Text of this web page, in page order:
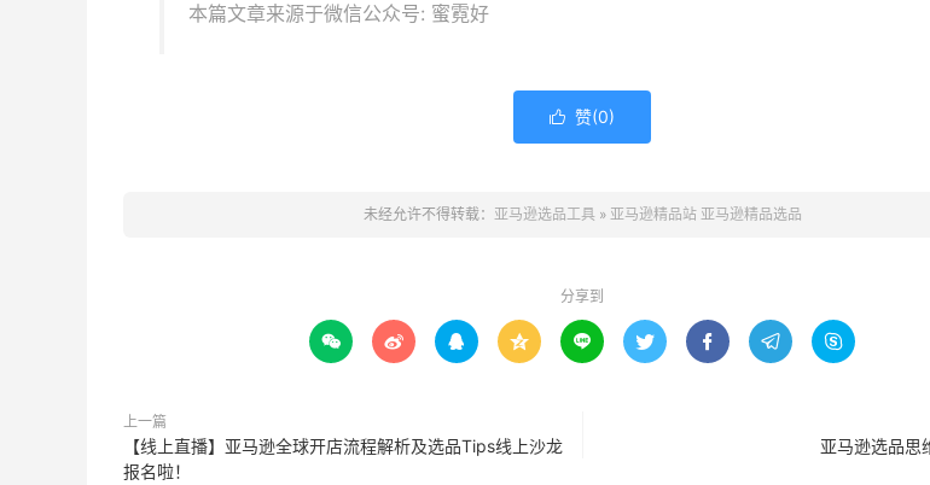
本篇文章来源于微信公众号: 蜜霓好
 赞(0)
未经允许不得转载： 亚马逊选品工具» 亚马逊精品站 亚马逊精品选品
分享到
        
上一篇
【线上直播】亚马逊全球开店流程解析及选品Tips线上沙龙
报名啦！
亚马逊选品思